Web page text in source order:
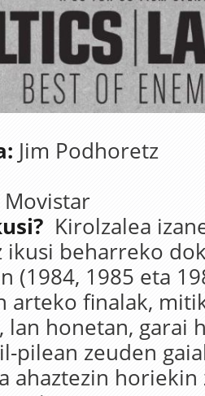
Jim Podhoretz
Movistar
Kirolzalea
beharreko
(1984, 1985 eta
arteko finalak,
lan honetan, garai
pilean zeuden
ahaztezin